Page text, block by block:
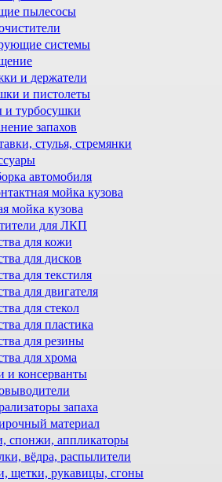
пылесосы
системы
и держатели
и пистолеты
турбосушки
запахов
стулья, стремянки
автомобиля
мойка кузова
мойка кузова
для ЛКП
для кожи
для дисков
для текстиля
для двигателя
для стекол
для пластика
для резины
для хрома
и консерванты
запаха
материал
спонжи, аппликаторы
вёдра, распылители
щетки, рукавицы, сгоны